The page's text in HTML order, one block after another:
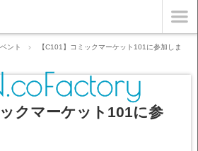
ント
【C101】コミックマーケット101に参加しま
ックマーケット101に参